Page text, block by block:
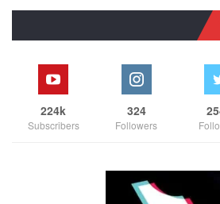
324
Followers
224k
Subscribers